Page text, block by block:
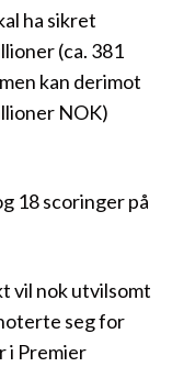
ha sikret
(ca. 381
kan derimot
NOK)
18 scoringer på
vil nok utvilsomt
seg for
i Premier